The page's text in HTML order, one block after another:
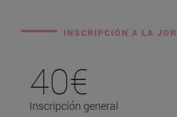
INSCRIPCIÓN A LA
40€
Inscripción general